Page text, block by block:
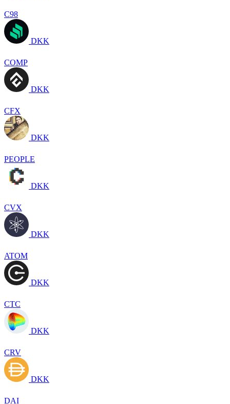
C98
DKK
COMP
DKK
CFX
DKK
PEOPLE
DKK
CVX
DKK
ATOM
DKK
CTC
DKK
CRV
DKK
DAI